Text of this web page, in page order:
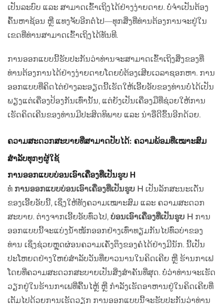
ເປັນລະບົບ ແລະ ສາມາດເຂົ້າເຖິງໄດ້ຢ່າງງ່າຍດາຍ. ບໍ່ຈຳເປັນຕ້ອງ
ຄົ້ນຫາຊ້ອນ ຫຼື ແທງຈັບອີກຕໍ່ໄປ—ທຸກສິ່ງທີ່ທ່ານຕ້ອງການຈະຢູ່ໃນ
ເຂດທີ່ທ່ານສາມາດເຂົ້າເຖິງໄດ້ທັນທີ.
ການອອກແບບນີ້ຮັບປະກັນວ່າທ່ານຈະສາມາດເຂົ້າເຖິງສິ່ງຂອງທີ່
ທ່ານຕ້ອງການໄດ້ຢ່າງງ່າຍດາຍໂດຍບໍ່ຕ້ອງເສີຍເວລາຊອກຫາ. ການ
ອອກແບບທີ່ຄິດໄຕ່ຢ່າງລະອຽດນີ້ເຮັດໃຫ້ເອີ້ຍອັບຂອງທ່ານບໍ່ໄດ້ເປັນ
ພຽງແຕ່ເຄື່ອງປ້ອງກັນເທົ່ານັ້ນ, ແຕ່ຍັງເປັນເຄື່ອງມືທີ່ຊ່ວຍໃຫ້ການ
ເຮັດຄິດເຄີນຂອງທ່ານມີປະສິດທິພາບ ແລະ ນ່າອີ່ດີຂຶ້ນອີກດ້ວຍ.
ຄວາມສະດວກສະບາຍທີ່ສາມາດປັບໄດ້: ຄວາມພ້ອມທີ່ເໝາະສົມ
ສຳລັບທຸກໆຜູ້ໃຊ້
ການອອກແບບບ່ອນເອົາເຄື່ອງທີ່ເປັນຮູບ H
ທໍ່ ການອອກແບບບ່ອນເອົາເຄື່ອງທີ່ເປັນຮູບ H ເປັນລັກສະນະເດັ່ນ
ຂອງເອີ້ຍອັບນີ້, ເຊິ່ງໃຫ້ທັງຄວາມເໝາະສົມ ແລະ ຄວາມສະດວກ
ສະບາຍ. ຕ່າງຈາກເອີ້ຍອັບທົ່ວໄປ, ບ່ອນເອົາເຄື່ອງທີ່ເປັນຮູບ H ການ
ອອກແບບນີ້ຈະແບ່ງນ້ຳໜັກອອກຢ່າງເທົ່າທຽມກັນໄປທົ່ວບ່າຂອງ
ທ່ານ ເຊິ່ງຊ່ວຍຫຼຸດຜ່ອນຄວາມເຄັ່ງຕຶງຂອງຄໍໄດ້ຢ່າງມີນັກ. ນີ້ເປັນ
ປະໂຫຍດຢ່າງໃຫຍ່ສຳລັບວັນທີ່ຍາວນານໃນຄິດເຄີຍ ຫຼື ຮ້ານກາເຟ
ໂດຍທີ່ຄວາມສະດວກສະບາຍເປັນສິ່ງສຳຄັນທີ່ສຸດ. ບໍ່ວ່າທ່ານຈະເຮັດ
ວຽກຢູ່ໃນຮ້ານກາເຟທີ່ຄື້ນໄຫຼ້ ຫຼື ກຳລັງເຮັດອາຫານຢູ່ໃນຄິດເຄີຍທີ່
ເຕັມໄປດ້ວຍການເຮັດວຽກ ການອອກແບບນີ້ຈະຮັບປະກັນວ່າທ່ານ